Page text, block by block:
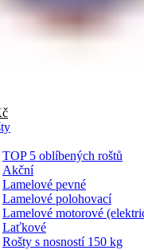
TOP 5 oblíbených roštů
Akční
Lamelové pevné
Lamelové polohovací
Lamelové motorové
Laťkové
Rošty s nosností 150 kg